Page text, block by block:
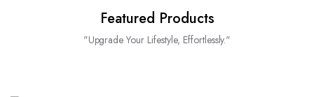
Featured Products
"Upgrade Your Lifestyle, Effortlessly."